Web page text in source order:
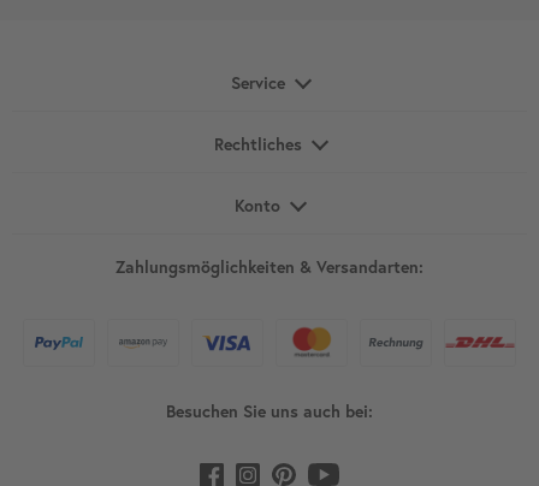
Service
Rechtliches
Konto
Zahlungsmöglichkeiten & Versandarten:
Besuchen Sie uns auch bei: